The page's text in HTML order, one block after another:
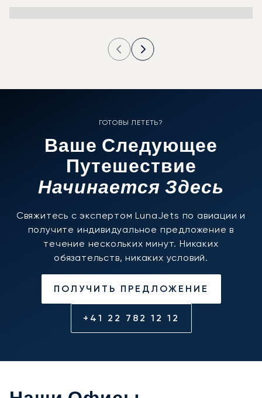
ГОТОВЫ ЛЕТЕТЬ?
Ваше Следующее
Путешествие
Начинается Здесь
Свяжитесь с экспертом LunaJets по авиации и
получите индивидуальное предложение в
течение нескольких минут. Никаких
обязательств, никаких условий.
ПОЛУЧИТЬ ПРЕДЛОЖЕНИЕ
+41 22 782 12 12